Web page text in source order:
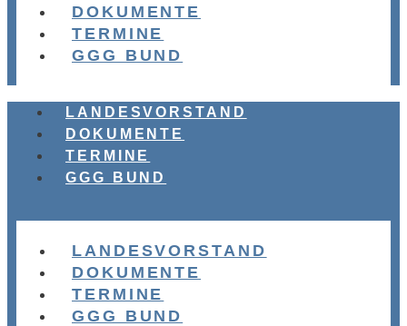
DOKUMENTE
TERMINE
GGG BUND
LANDESVORSTAND
DOKUMENTE
TERMINE
GGG BUND
LANDESVORSTAND
DOKUMENTE
TERMINE
GGG BUND